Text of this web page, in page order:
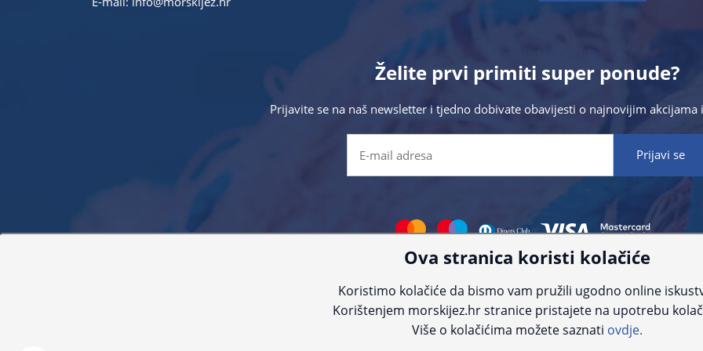
Želite prvi primiti super ponude?
Prijavite se na naš newsletter i tjedno dobivate obavijesti o najnovijim akcijama
proizvoda. Za najažurnije informacije kontaktirajte nas putem telefona:+385 23 231 761ili e-
© Morski jež 2022
Ova stranica koristi kolačiće
Koristimo kolačiće da bismo vam pružili ugodno online
Korištenjem morskijez.hr stranice pristajete na upotrebu
Više o kolačićima možete saznati ovdje.